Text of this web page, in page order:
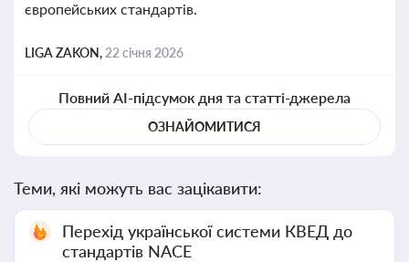
європейських стандартів.
LIGA ZAKON, 22 січня 2026
Повний AI-підсумок дня та статті-джерела
ОЗНАЙОМИТИСЯ
Теми, які можуть вас зацікавити:
Перехід української системи КВЕД до
стандартів NACE